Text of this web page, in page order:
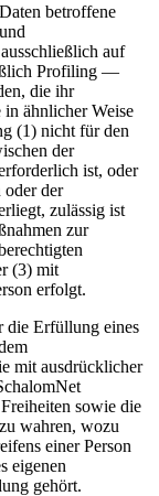
betroffene
auf
Profiling —
die ihr
in ähnlicher Weise
(1) nicht für den
der
ist, oder
der
zulässig ist
zur
(3) mit
erfolgt.
die Erfüllung eines
mit ausdrücklicher
sowie die
wahren, wozu
einer Person
eigenen
gehört.